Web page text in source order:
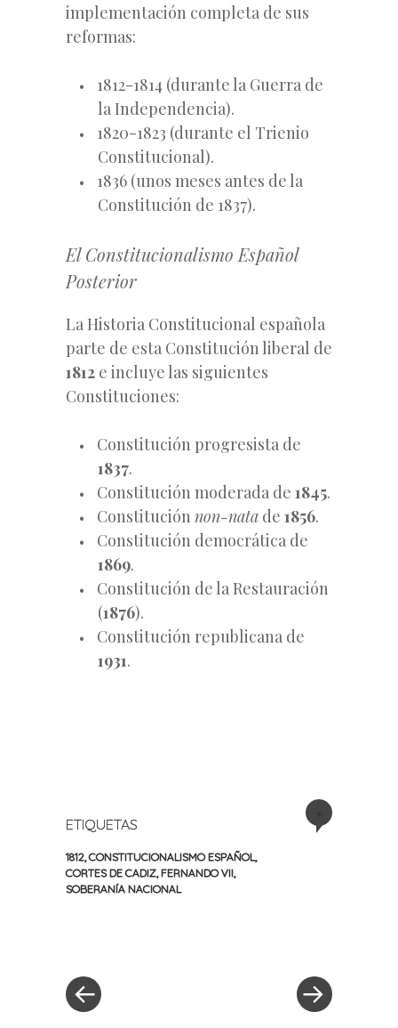
implementación completa de sus
reformas:
1812-1814 (durante la Guerra de
la Independencia).
1820-1823 (durante el Trienio
Constitucional).
1836 (unos meses antes de la
Constitución de 1837).
El Constitucionalismo Español
Posterior
La Historia Constitucional española
parte de esta Constitución liberal de
1812 e incluye las siguientes
Constituciones:
Constitución progresista de
1837.
Constitución moderada de 1845.
Constitución non-nata de 1856.
Constitución democrática de
1869.
Constitución de la Restauración
(1876).
Constitución republicana de
1931.
ETIQUETAS
1812 ,CONSTITUCIONALISMO ESPAÑOL
CORTES DE CADIZ FERNANDO VII
SOBERANÍA NACIONAL
entradas